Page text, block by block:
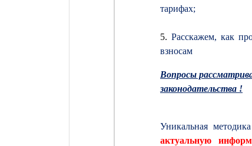
тарифах;
5. Расскажем, как
взносам
Вопросы
законодательства !
Уникальная методика
актуальную